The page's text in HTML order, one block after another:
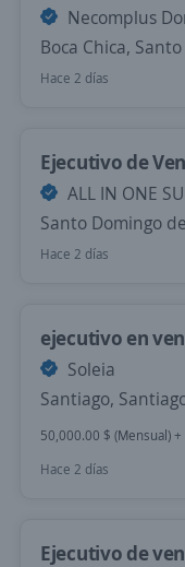
Necomplus
Boca Chica,
Hace 2 días
Ejecutivo de
ALL IN ONE
Santo Domingo
Hace 2 días
ejecutivo en
Soleia
Santiago,
50,000.00 $ (Mensual)
Hace 2 días
Ejecutivo de